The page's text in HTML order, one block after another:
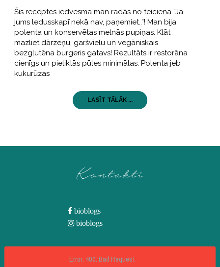
Šīs receptes iedvesma man radās no teiciena “Ja
jums ledusskapī nekā nav, paņemiet..”! Man bija
polenta un konservētas melnās pupiņas. Klāt
mazliet dārzeņu, garšvielu un vegāniskais
bezglutēna burgeris gatavs! Rezultāts ir restorāna
cienīgs un pieliktās pūles minimālas. Polenta jeb
kukurūzas
LASĪT TĀLĀK ...
Kontakti
bioblogs
bioblogs
Error: 400: Bad Request